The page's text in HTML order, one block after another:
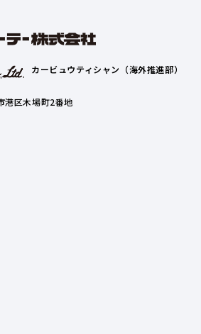
カービュウティシャン（海外推進部）
港区木場町2番地